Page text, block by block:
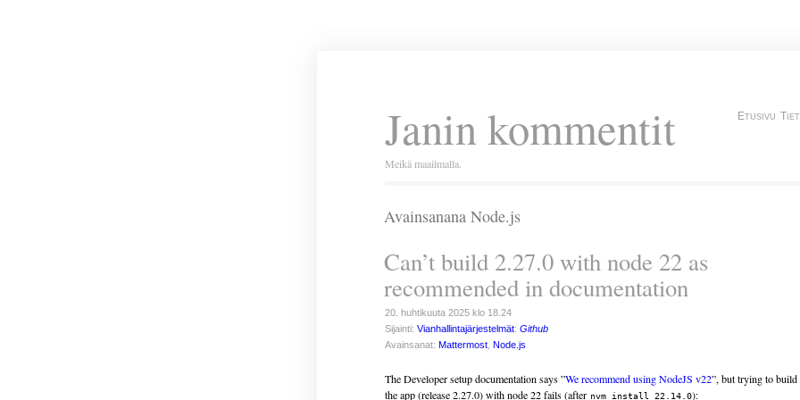
Janin kommentit
Meikä maailmalla.
Etusivu
Avainsanana Node.js
Can’t build 2.27.0 with node 22 as
recommended in documentation
20. huhtikuuta 2025 klo 18.24
Sijainti: Vianhallintajärjestelmät: Github
Avainsanat: Mattermost, Node.js
The Developer setup documentation says ”We recommend using NodeJS v22”, but trying to build
the app (release 2.27.0) with node 22 fails (after nvm install 22.14.0):